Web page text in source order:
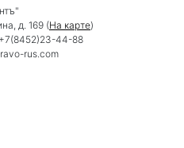
д. 169 (На карте)
+7(8452)23-44-88
rus.com